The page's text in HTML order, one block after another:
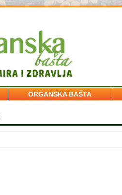
ORGANSKA BAŠTA